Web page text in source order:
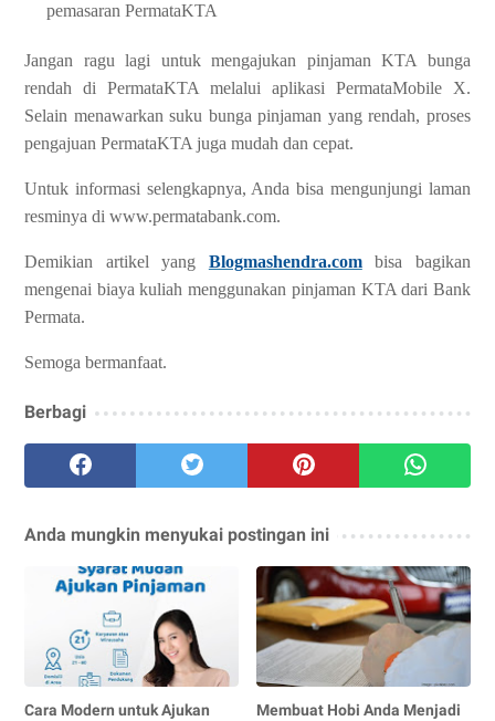
pemasaran PermataKTA
Jangan ragu lagi untuk mengajukan pinjaman KTA bunga
rendah di PermataKTA melalui aplikasi PermataMobile X.
Selain menawarkan suku bunga pinjaman yang rendah, proses
pengajuan PermataKTA juga mudah dan cepat.
Untuk informasi selengkapnya, Anda bisa mengunjungi laman
resminya di www.permatabank.com.
Demikian artikel yang Blogmashendra.combisa bagikan
mengenai biaya kuliah menggunakan pinjaman KTA dari Bank
Permata.
Semoga bermanfaat.
Berbagi
Anda mungkin menyukai postingan ini
Cara Modern untuk Ajukan
Membuat Hobi Anda Menjadi